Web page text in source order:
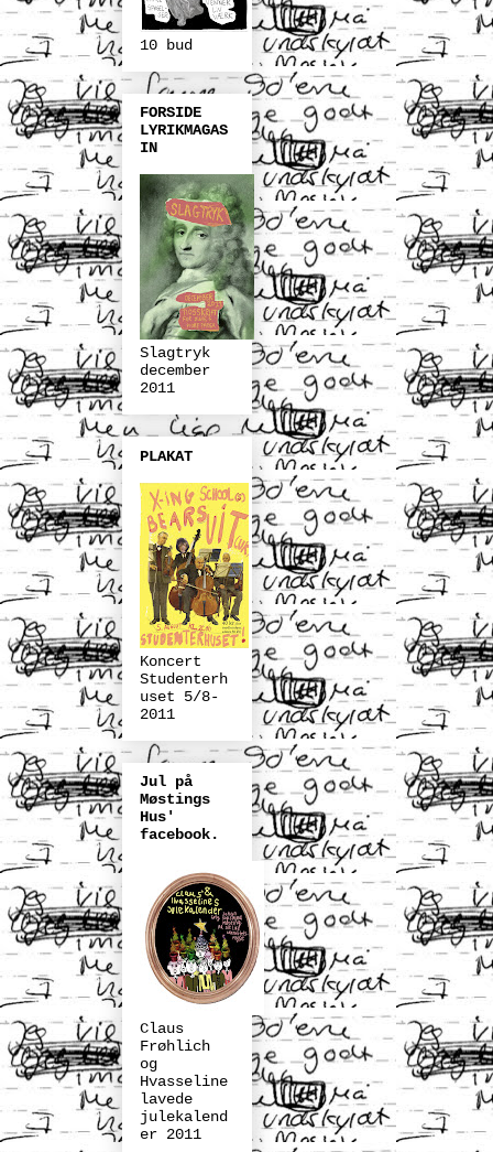
10 bud
FORSIDE
LYRIKMAGAS
IN
Slagtryk
december
2011
PLAKAT
Koncert
Studenterh
uset 5/8-
2011
Jul på
Møstings
Hus'
facebook.
Claus
Frøhlich
og
Hvasseline
lavede
julekalend
er 2011